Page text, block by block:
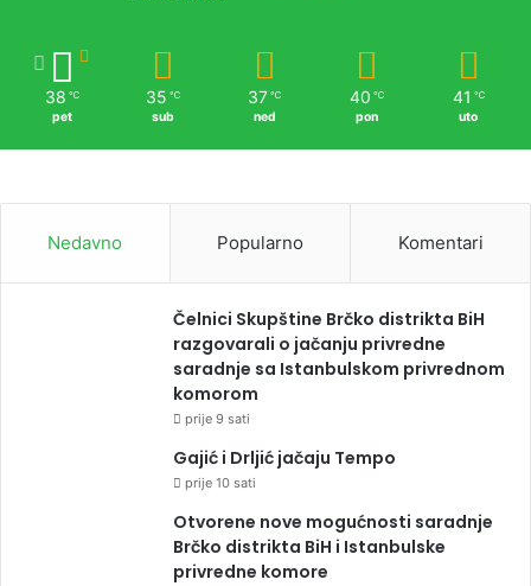
38 ℃
pet
35 ℃
sub
37 ℃
ned
40 ℃
pon
41 ℃
uto
Nedavno Popularno Komentari
Čelnici Skupštine Brčko distrikta BiH
razgovarali o jačanju privredne
saradnje sa Istanbulskom privrednom
komorom
prije 9 sati
Gajić i Drljić jačaju Tempo
prije 10 sati
Otvorene nove mogućnosti saradnje
Brčko distrikta BiH i Istanbulske
privredne komore